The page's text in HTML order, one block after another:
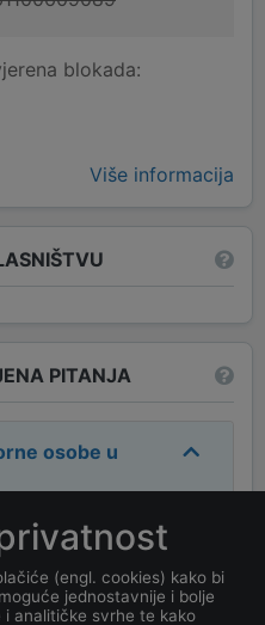
blokada:
Više informacija
PITANJA
osobe u
u tvrtki su:
. (engl. cookies) kako bi
jednostavnije i bolje
analitičke svrhe te kako